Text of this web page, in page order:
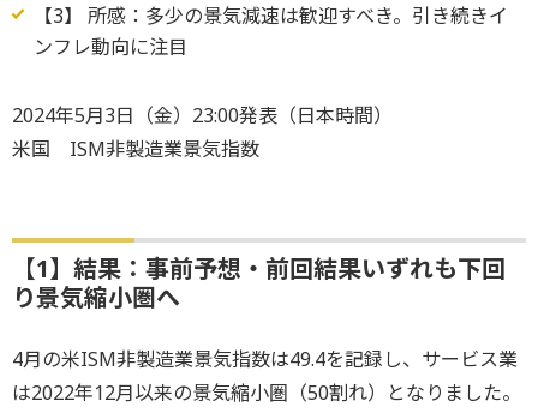
【3】 所感：多少の景気減速は歓迎すべき。引き続きイ
ンフレ動向に注目
2024年5月3日（金）23:00発表（日本時間）
米国 ISM非製造業景気指数
【1】結果：事前予想・前回結果いずれも下回
り景気縮小圏へ
4月の米ISM非製造業景気指数は49.4を記録し、サービス業
は2022年12月以来の景気縮小圏（50割れ）となりました。